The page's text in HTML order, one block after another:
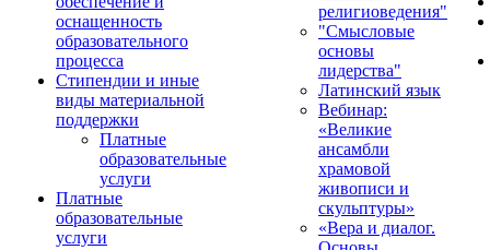
оснащенность
образовательного
процесса
Стипендии и иные
виды материальной
поддержки
Платные
образовательные
услуги
Платные
образовательные
услуги
религиоведения"
"Смысловые
основы
лидерства"
Латинский язык
Вебинар:
«Великие
ансамбли
храмовой
живописи и
скульптуры»
«Вера и диалог.